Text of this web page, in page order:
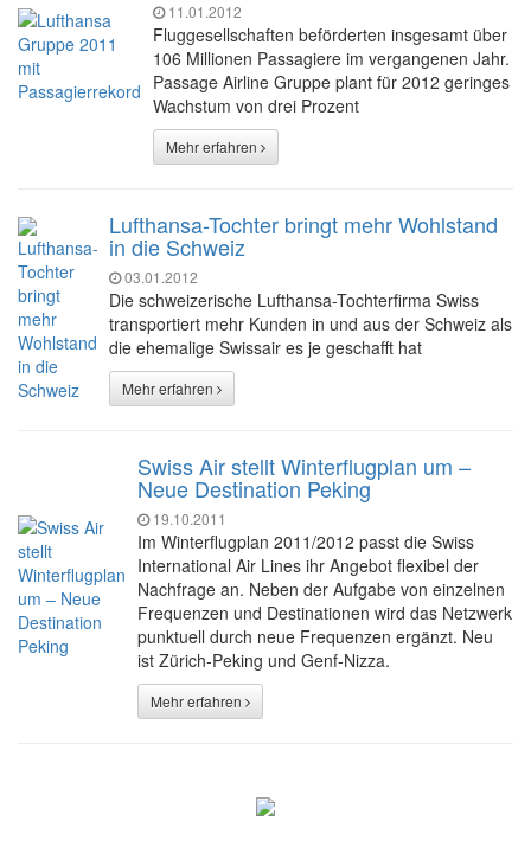
11.01.2012
Fluggesellschaften beförderten insgesamt über
106 Millionen Passagiere im vergangenen Jahr.
Passage Airline Gruppe plant für 2012 geringes
Wachstum von drei Prozent
Mehr erfahren
Lufthansa-Tochter bringt mehr Wohlstand
in die Schweiz
03.01.2012
Die schweizerische Lufthansa-Tochterfirma Swiss
transportiert mehr Kunden in und aus der Schweiz als
die ehemalige Swissair es je geschafft hat
Mehr erfahren
Swiss Air stellt Winterflugplan um –
Neue Destination Peking
19.10.2011
Im Winterflugplan 2011/2012 passt die Swiss
International Air Lines ihr Angebot flexibel der
Nachfrage an. Neben der Aufgabe von einzelnen
Frequenzen und Destinationen wird das Netzwerk
punktuell durch neue Frequenzen ergänzt. Neu
ist Zürich-Peking und Genf-Nizza.
Mehr erfahren